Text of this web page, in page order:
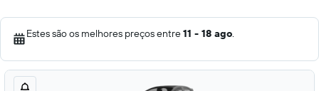
Estes são os melhores preços entre11 - 18 ago.